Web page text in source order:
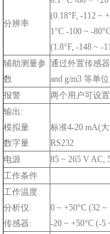
分辨率
(0.18°F, -112 ~
1°C -100 ~ -
(1.8°F, -148 ~ -
辅助测量参
数
通过外置传感
and g/m3 等单位
报警
两个用户可设
输出:
模拟量
数字量
标准4-20 mA(
RS232
电源
85 ~ 265 V AC,
工作条件
工作温度
分析仪:
传感器:
0 ~ +50°C (32 ~
-20 ~ +50°C (-5